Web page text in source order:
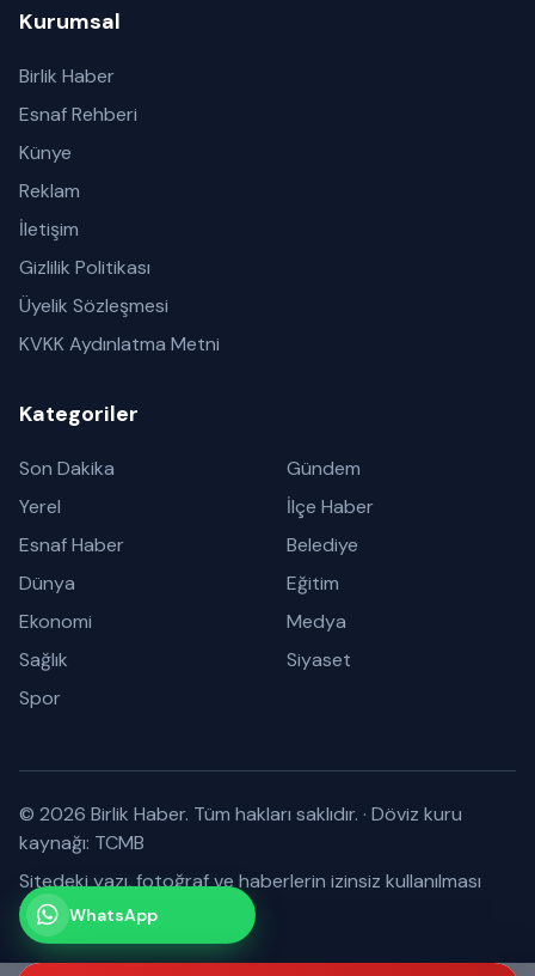
Kurumsal
Birlik Haber
Esnaf Rehberi
Künye
Reklam
İletişim
Gizlilik Politikası
Üyelik Sözleşmesi
KVKK Aydınlatma Metni
Kategoriler
Son Dakika
Gündem
Yerel
İlçe Haber
Esnaf Haber
Belediye
Dünya
Eğitim
Ekonomi
Medya
Sağlık
Siyaset
Spor
© 2026 Birlik Haber. Tüm hakları saklıdır. · Döviz kuru
kaynağı: TCMB
Sitedeki yazı, fotoğraf ve haberlerin izinsiz kullanılması
yasaktır.WhatsApp
Kanalımız
Abone olabilirsiniz